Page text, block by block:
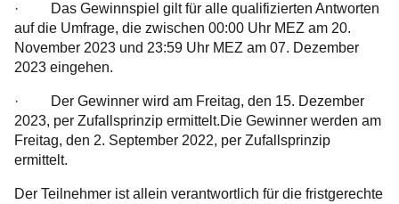
· Das Gewinnspiel gilt für alle qualifizierten Antworten
auf die Umfrage, die zwischen 00:00 Uhr MEZ am 20.
November 2023 und 23:59 Uhr MEZ am 07. Dezember
2023 eingehen.
· Der Gewinner wird am Freitag, den 15. Dezember
2023, per Zufallsprinzip ermittelt.Die Gewinner werden am
Freitag, den 2. September 2022, per Zufallsprinzip
ermittelt.
Der Teilnehmer ist allein verantwortlich für die fristgerechte